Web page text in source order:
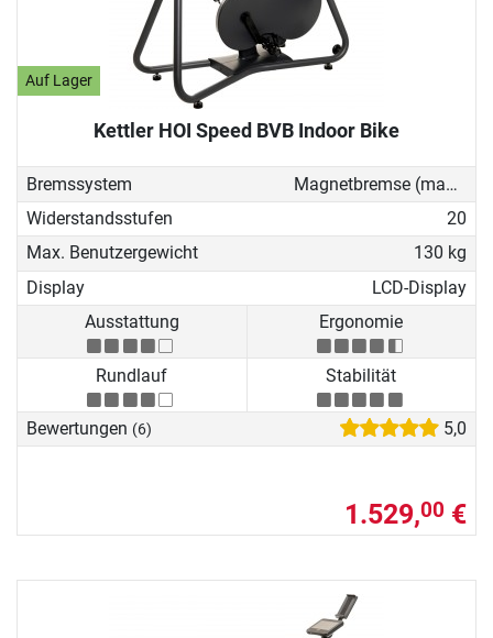
Auf Lager
Kettler HOI Speed BVB Indoor Bike
Bremssystem
Magnetbremse (manuell)
Widerstandsstufen
20
Max. Benutzergewicht
130 kg
Display
LCD-Display
Ausstattung
Ergonomie
Rundlauf Stabilität
Bewertungen (6) 5,0
1.529,00 €